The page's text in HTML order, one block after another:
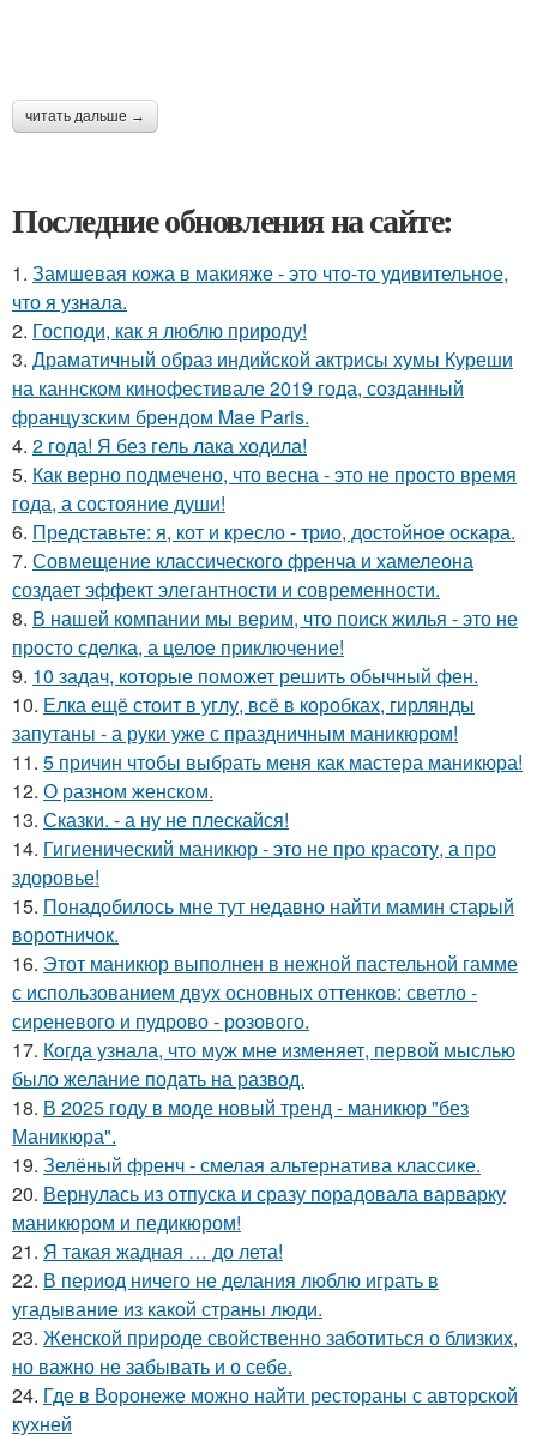
читать дальше →
Последние обновления на сайте:
1. Замшевая кожа в макияже - это что-то удивительное,
что я узнала.
2. Господи, как я люблю природу!
3. Драматичный образ индийской актрисы хумы Куреши
на каннском кинофестивале 2019 года, созданный
французским брендом Mae Paris.
4. 2 года! Я без гель лака ходила!
5. Как верно подмечено, что весна - это не просто время
года, а состояние души!
6. Представьте: я, кот и кресло - трио, достойное оскара.
7. Совмещение классического френча и хамелеона
создает эффект элегантности и современности.
8. В нашей компании мы верим, что поиск жилья - это не
просто сделка, а целое приключение!
9. 10 задач, которые поможет решить обычный фен.
10. Елка ещё стоит в углу, всё в коробках, гирлянды
запутаны - а руки уже с праздничным маникюром!
11. 5 причин чтобы выбрать меня как мастера маникюра!
12. О разном женском.
13. Сказки. - а ну не плескайся!
14. Гигиенический маникюр - это не про красоту, а про
здоровье!
15. Понадобилось мне тут недавно найти мамин старый
воротничок.
16. Этот маникюр выполнен в нежной пастельной гамме
с использованием двух основных оттенков: светло -
сиреневого и пудрово - розового.
17. Когда узнала, что муж мне изменяет, первой мыслью
было желание подать на развод.
18. В 2025 году в моде новый тренд - маникюр "без
Маникюра".
19. Зелёный френч - смелая альтернатива классике.
20. Вернулась из отпуска и сразу порадовала варварку
маникюром и педикюром!
21. Я такая жадная … до лета!
22. В период ничего не делания люблю играть в
угадывание из какой страны люди.
23. Женской природе свойственно заботиться о близких,
но важно не забывать и о себе.
24. Где в Воронеже можно найти рестораны с авторской
кухней